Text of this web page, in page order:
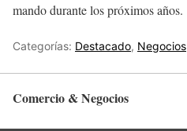
mando durante los próximos años.
Categorías: Destacado, Negocios
Comercio & Negocios